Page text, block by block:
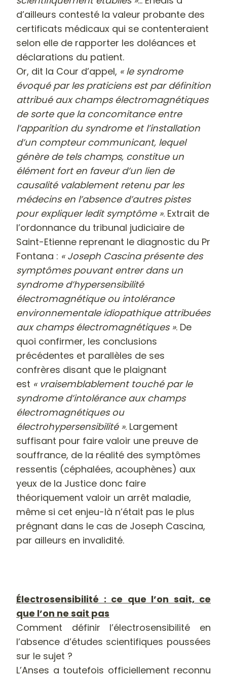
d’ailleurs contesté la valeur probante des
certificats médicaux qui se contenteraient
selon elle de rapporter les doléances et
déclarations du patient.
Or, dit la Cour d’appel, « le syndrome
évoqué par les praticiens est par définition
attribué aux champs électromagnétiques
de sorte que la concomitance entre
l’apparition du syndrome et l’installation
d’un compteur communicant, lequel
génère de tels champs, constitue un
élément fort en faveur d’un lien de
causalité valablement retenu par les
médecins en l’absence d’autres pistes
pour expliquer ledit symptôme ». Extrait de
l’ordonnance du tribunal judiciaire de
Saint-Etienne reprenant le diagnostic du Pr
Fontana : « Joseph Cascina présente des
symptômes pouvant entrer dans un
syndrome d’hypersensibilité
électromagnétique ou intolérance
environnementale idiopathique attribuées
aux champs électromagnétiques ». De
quoi confirmer, les conclusions
précédentes et parallèles de ses
confrères disant que le plaignant
est « vraisemblablement touché par le
syndrome d’intolérance aux champs
électromagnétiques ou
électrohypersensibilité ». Largement
suffisant pour faire valoir une preuve de
souffrance, de la réalité des symptômes
ressentis (céphalées, acouphènes) aux
yeux de la Justice donc faire
théoriquement valoir un arrêt maladie,
même si cet enjeu-là n’était pas le plus
prégnant dans le cas de Joseph Cascina,
par ailleurs en invalidité.
Électrosensibilité : ce que l’on sait, ce
que l’on ne sait pas
Comment définir l’électrosensibilité en
l’absence d’études scientifiques poussées
sur le sujet ?
L’Anses a toutefois officiellement reconnu